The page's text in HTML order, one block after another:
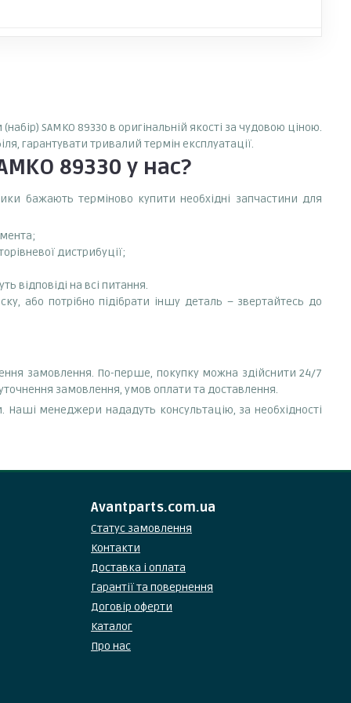
SAMKO 89330 в оригінальній якості за чудовою ціною.
гарантувати тривалий термін експлуатації.
89330 у нас?
бажають терміново купити необхідні запчастини для
дистрибуції;
відповіді на всі питання.
або потрібно підібрати іншу деталь – звертайтесь до
замовлення. По-перше, покупку можна здійснити 24/7
замовлення, умов оплати та доставлення.
менеджери нададуть консультацію, за необхідності
Avantparts.com.ua
Статус замовлення
Контакти
Доставка і оплата
Гарантії та повернення
Договір оферти
Каталог
Про нас